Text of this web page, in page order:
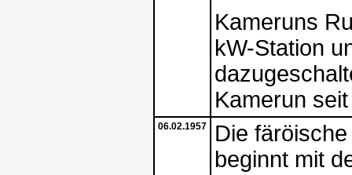
Kameruns
kW-Station
Kamerun
06.02.1957
Die
beginnt mit